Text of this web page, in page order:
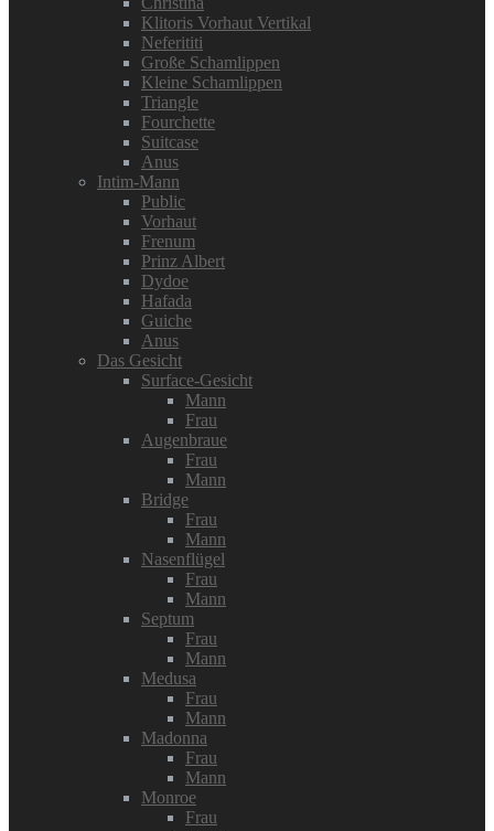
Klitoris Vorhaut Vertikal
Neferititi
Große Schamlippen
Kleine Schamlippen
Triangle
Fourchette
Suitcase
Anus
Intim-Mann
Public
Vorhaut
Frenum
Prinz Albert
Dydoe
Hafada
Guiche
Anus
Das Gesicht
Surface-Gesicht
Mann
Frau
Augenbraue
Frau
Mann
Bridge
Frau
Mann
Nasenflügel
Frau
Mann
Septum
Frau
Mann
Medusa
Frau
Mann
Madonna
Frau
Mann
Monroe
Frau